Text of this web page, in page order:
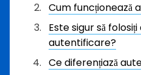
Cum funcționează
Este sigur să
autentificare?
Ce diferențiază